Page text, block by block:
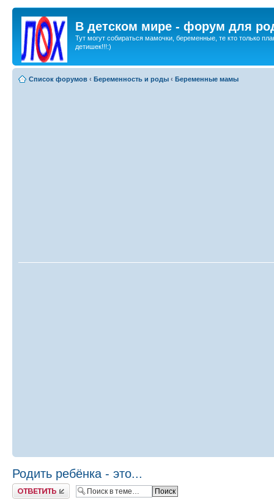
В детском мире - форум для
Тут могут собираться мамочки, беременные, те кто только
детишек!!!:)
Список форумов ‹ Беременность и роды ‹ Беременные мамы
Родить ребёнка - это...
Ответить